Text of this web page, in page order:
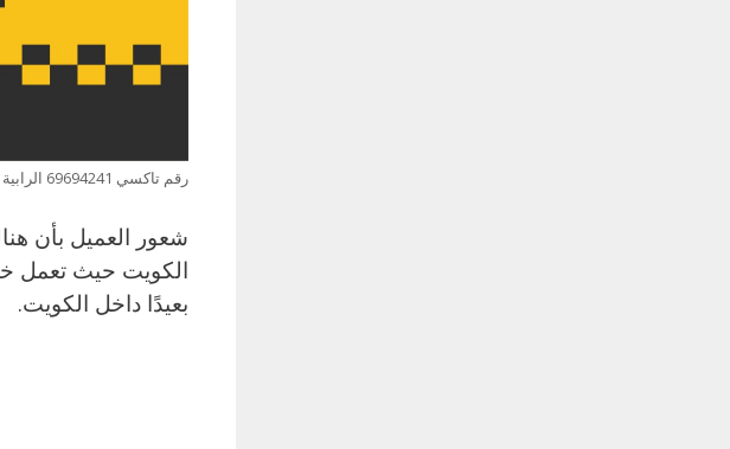
رقم تاكسي 69694241 الرابية
شعور العميل بأن
الكويت حيث تعمل
بعيدًا داخل الكويت.